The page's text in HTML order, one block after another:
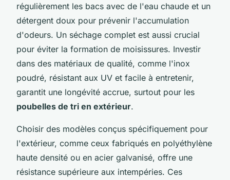
régulièrement les bacs avec de l'eau chaude et un
détergent doux pour prévenir l'accumulation
d'odeurs. Un séchage complet est aussi crucial
pour éviter la formation de moisissures. Investir
dans des matériaux de qualité, comme l'inox
poudré, résistant aux UV et facile à entretenir,
garantit une longévité accrue, surtout pour les
poubelles de tri en extérieur.
Choisir des modèles conçus spécifiquement pour
l'extérieur, comme ceux fabriqués en polyéthylène
haute densité ou en acier galvanisé, offre une
résistance supérieure aux intempéries. Ces